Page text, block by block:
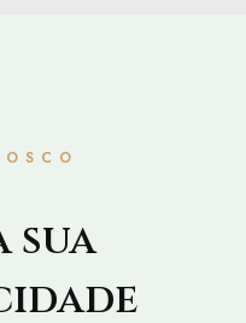
os fatores
sua